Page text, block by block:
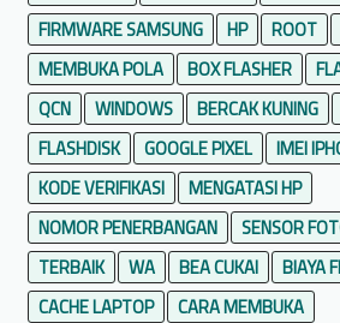
FIRMWARE SAMSUNG
HP ROOT
MEMBUKA POLA
BOX FLASHER
QCN
WINDOWS BERCAK KUNING
FLASHDISK
GOOGLE PIXEL
IMEI
KODE VERIFIKASI
MENGATASI HP
NOMOR PENERBANGAN
SENSOR
TERBAIK
WA BEA CUKAI
BIAYA
CACHE LAPTOP
CARA MEMBUKA